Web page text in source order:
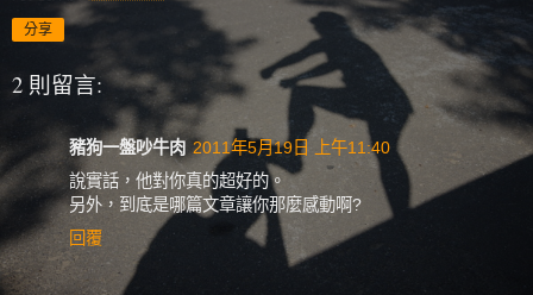
分享
2 則留言:
豬狗一盤吵牛肉 2011年5月19日 上午11:40
說實話，他對你真的超好的。
另外，到底是哪篇文章讓你那麼感動啊?
回覆